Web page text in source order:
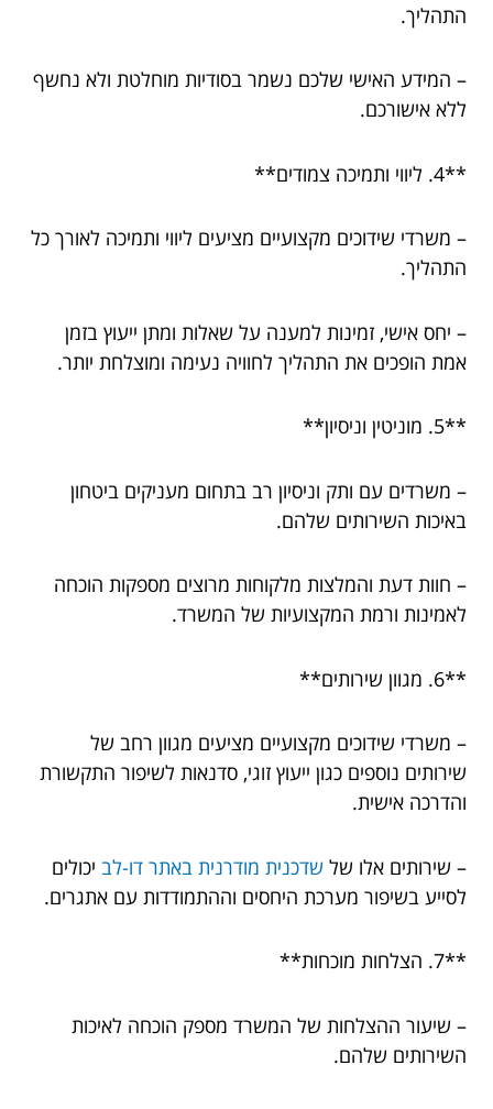
התהליך.
– המידע האישי שלכם נשמר בסודיות מוחלטת ולא נחשף
ללא אישורכם.
**4. ליווי ותמיכה צמודים**
– משרדי שידוכים מקצועיים מציעים ליווי ותמיכה לאורך כל
התהליך.
– יחס אישי, זמינות למענה על שאלות ומתן ייעוץ בזמן
אמת הופכים את התהליך לחוויה נעימה ומוצלחת יותר.
**5. מוניטין וניסיון**
– משרדים עם ותק וניסיון רב בתחום מעניקים ביטחון
באיכות השירותים שלהם.
– חוות דעת והמלצות מלקוחות מרוצים מספקות הוכחה
לאמינות ורמת המקצועיות של המשרד.
**6. מגוון שירותים**
– משרדי שידוכים מקצועיים מציעים מגוון רחב של
שירותים נוספים כגון ייעוץ זוגי, סדנאות לשיפור התקשורת
והדרכה אישית.
– שירותים אלו של שדכנית מודרנית באתר דו-לב יכולים
לסייע בשיפור מערכת היחסים וההתמודדות עם אתגרים.
**7. הצלחות מוכחות**
– שיעור ההצלחות של המשרד מספק הוכחה לאיכות
השירותים שלהם.